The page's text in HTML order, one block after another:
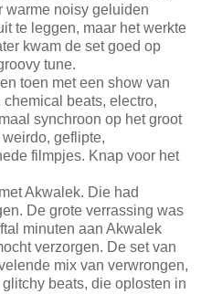
warme noisy geluiden
te leggen, maar het werkte
kwam de set goed op
tune.
toen met een show van
beats, electro,
synchroon op het groot
geflipte,
filmpjes. Knap voor het
Akwalek. Die had
De grote verrassing was
minuten aan Akwalek
verzorgen. De set van
mix van verwrongen,
beats, die oplosten in